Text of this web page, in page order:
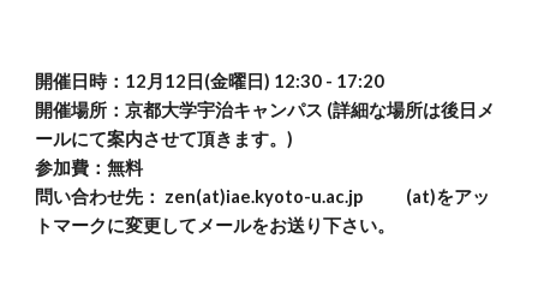
開催日時：12月12 日(金曜日) 12:30 - 17:20
開催場所：京都大学宇治キャンパス (詳細な場所は後日メ
ールにて案内させて頂きます。)
参加費：無料
問い合わせ先： zen(at)iae.kyoto-u.ac.jp (at)をアッ
トマークに変更してメールをお送り下さい。